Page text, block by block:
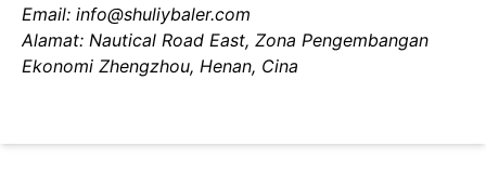
Email: info@shuliybaler.com
Alamat: Nautical Road East, Zona Pengembangan
Ekonomi Zhengzhou, Henan, Cina